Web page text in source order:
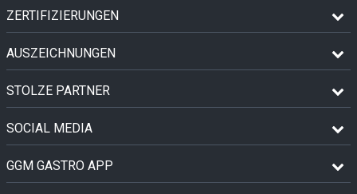
ZERTIFIZIERUNGEN
AUSZEICHNUNGEN
STOLZE PARTNER
SOCIAL MEDIA
GGM GASTRO APP